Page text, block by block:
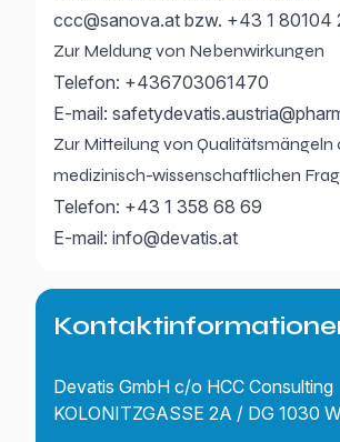
Devatis GmbH c/o HCC Consulting
KOLONITZGASSE 2A / DG 1030
ccc@sanova.at bzw. +43 1 80104
Zur Meldung von Nebenwirkungen
Telefon: +436703061470
E-mail:
Zur Mitteilung von Qualitätsmängeln
medizinisch-wissenschaftlichen
Telefon: +43 1 358 68 69
E-mail: info@devatis.at